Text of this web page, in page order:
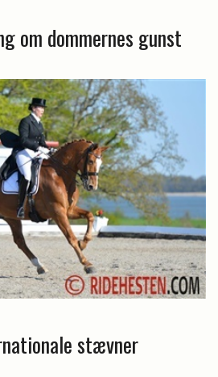
om dommernes gunst
stævner